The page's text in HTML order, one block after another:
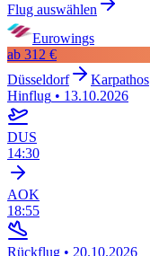
Flug auswählen
Eurowings
ab 312 €
Düsseldorf
Karpathos
Hinflug • 13.10.2026
DUS
14:30
AOK
18:55
Rückflug • 20.10.2026